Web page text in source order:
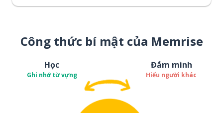
Công thức bí mật của Memrise
Học
Ghi nhớ từ vựng
Đắm mình
Hiểu người khác